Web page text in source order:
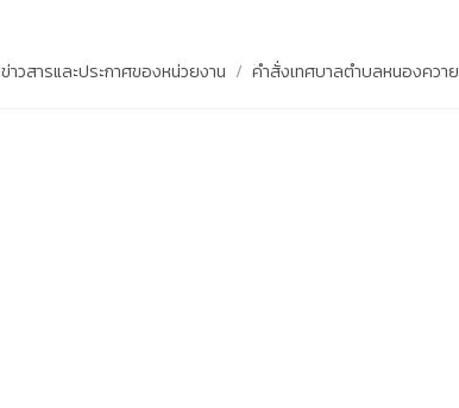
ข่าวสารและประกาศของหน่วยงาน / คำสั่งเทศบาลตำบลหนองควาย